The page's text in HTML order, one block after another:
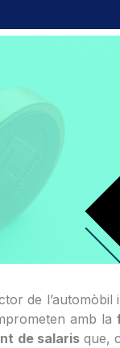
de l’automòbil i
amb la
de salarisque,